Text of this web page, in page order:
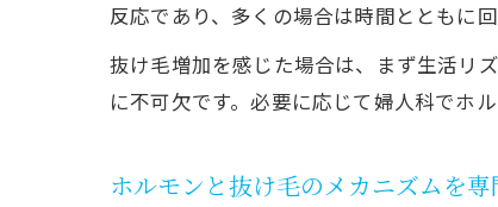
反応であり、多くの場合は時間とともに
抜け毛増加を感じた場合は、まず生活リ
に不可欠です。必要に応じて婦人科でホ
ホルモンと抜け毛のメカニズムを